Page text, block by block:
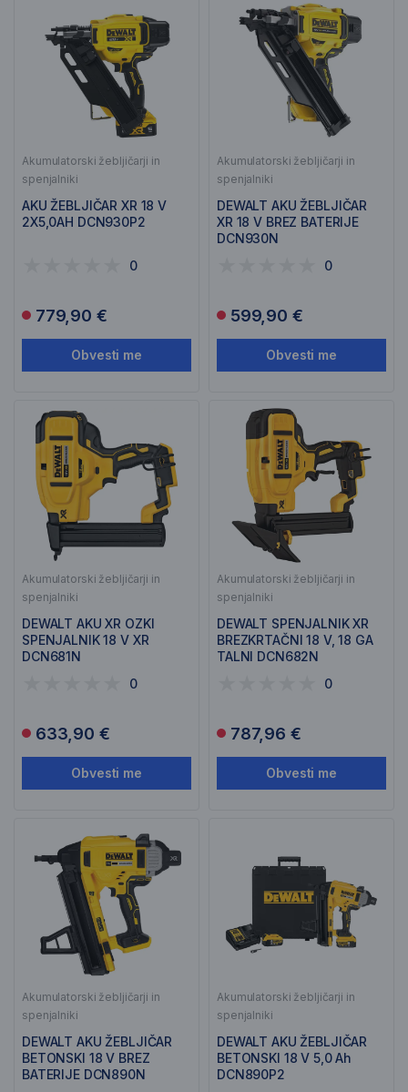
Akumulatorski žebljičarji in
spenjalniki
AKU ŽEBLJIČAR XR 18 V
2X5,0AH DCN930P2
0
779,90 €
Obvesti me
Akumulatorski žebljičarji in
spenjalniki
DEWALT AKU ŽEBLJIČAR
XR 18 V BREZ BATERIJE
DCN930N
0
599,90 €
Obvesti me
Akumulatorski žebljičarji in
spenjalniki
DEWALT AKU XR OZKI
SPENJALNIK 18 V XR
DCN681N
0
633,90 €
Obvesti me
Akumulatorski žebljičarji in
spenjalniki
DEWALT SPENJALNIK XR
BREZKRTAČNI 18 V, 18 GA
TALNI DCN682N
0
787,96 €
Obvesti me
Akumulatorski žebljičarji in
spenjalniki
DEWALT AKU ŽEBLJIČAR
BETONSKI 18 V BREZ
BATERIJE DCN890N
Akumulatorski žebljičarji in
spenjalniki
DEWALT AKU ŽEBLJIČAR
BETONSKI 18 V 5,0 Ah
DCN890P2